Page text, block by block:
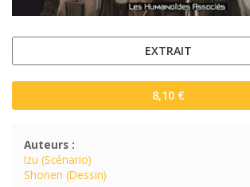
EXTRAIT
8,10 €
Auteurs :
Izu (Scénario)
Shonen (Dessin)